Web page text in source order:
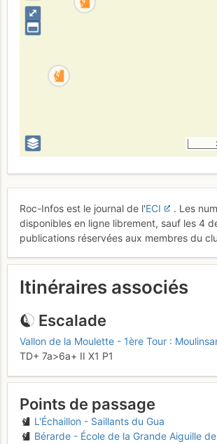
⤢
Roc-Infos est le journal de l'ECI
. Les
disponibles en ligne librement, sauf les 4
publications réservées aux membres du
Itinéraires associés
Escalade
Vallon de la Moulette - 1ère Tour :
TD+ 7a>6a+ II X1 P1
Points de passage
L'Échaillon - Saillants du Gua
Bérarde - École de la Grande Aiguille